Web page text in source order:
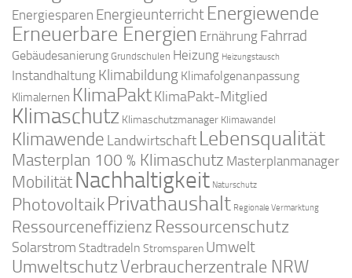
Energiesparen Energieunterricht Energiewende
Erneuerbare Energien Ernährung Fahrrad
Gebäudesanierung Grundschulen Heizung Heizungstausch
Instandhaltung Klimabildung Klimafolgenanpassung
Klimalernen KlimaPaktKlimaPakt-Mitglied
Klimaschutz Klimaschutzmanager Klimawandel
Klimawende Landwirtschaft Lebensqualität
Masterplan 100 % Klimaschutz Masterplanmanager
Mobilität Nachhaltigkeit Naturschutz
PhotovoltaikPrivathaushalt Regionale Vermarktung
Ressourceneffizienz Ressourcenschutz
Solarstrom Stadtradeln Stromsparen Umwelt
UmweltschutzVerbraucherzentrale NRW